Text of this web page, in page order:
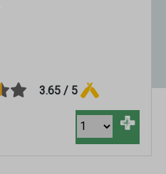
3.65 / 5
+